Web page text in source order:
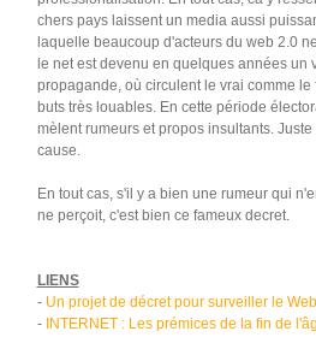
chers pays laissent un media aussi
laquelle beaucoup d'acteurs du web 2.0
le net est devenu en quelques années
propagande, où circulent le vrai comme
buts très louables. En cette période
mèlent rumeurs et propos insultants.
cause.
En tout cas, s'il y a bien une rumeur qui
ne perçoit, c'est bien ce fameux decret.
LIENS
- Un projet de décret pour surveiller le
- INTERNET : Les prémices de la fin de